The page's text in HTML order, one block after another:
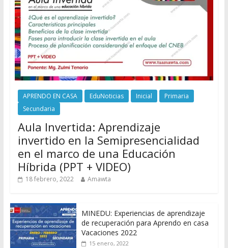
APRENDO EN CASA EduNoticias Inicial
Primaria
Secundaria
Aula Invertida: Aprendizaje
invertido en la Semipresencialidad
en el marco de una Educación
Híbrida (PPT + VIDEO)
18 febrero, 2022 Amawta
MINEDU: Experiencias de aprendizaje
de recuperación para Aprendo en casa
Vacaciones 2022
15 enero, 2022